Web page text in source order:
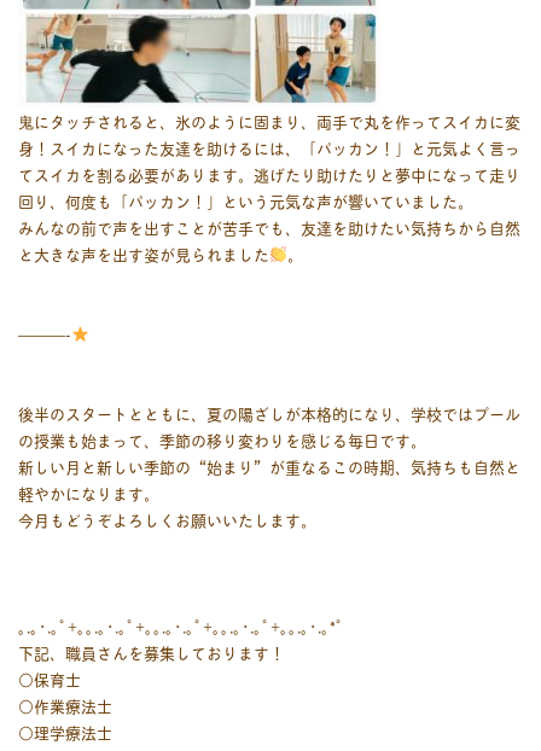
鬼にタッチされると、氷のように固まり、両手で丸を作ってスイカに変
身！スイカになった友達を助けるには、「パッカン！」と元気よく言っ
てスイカを割る必要があります。逃げたり助けたりと夢中になって走り
回り、何度も「パッカン！」という元気な声が響いていました。
みんなの前で声を出すことが苦手でも、友達を助けたい気持ちから自然
と大きな声を出す姿が見られました 。
———-
後半のスタートとともに、夏の陽ざしが本格的になり、学校ではプール
の授業も始まって、季節の移り変わりを感じる毎日です。
新しい月と新しい季節の“始まり”が重なるこの時期、気持ちも自然と
軽やかになります。
今月もどうぞよろしくお願いいたします。
｡.｡･.｡ﾟ+｡｡.｡･.｡ﾟ+｡｡.｡･.｡ﾟ+｡｡.｡･.｡ﾟ+｡｡.｡･.｡*ﾟ
下記、職員さんを募集しております！
○保育士
○作業療法士
○理学療法士